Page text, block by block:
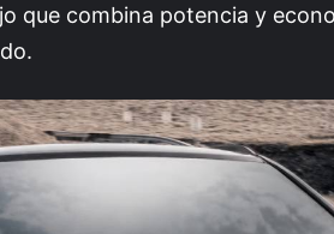
que combina potencia y